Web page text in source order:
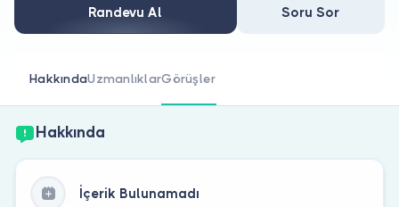
Doktor musunuz?
Randevu Al Soru Sor
HakkındaUzmanlıklarGörüşler
Hakkında
İçerik Bulunamadı